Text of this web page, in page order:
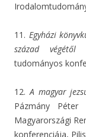
11. Egyházi
század
tudományos
12.A magyar
Pázmány Péter
Magyarországi
konferenciája,